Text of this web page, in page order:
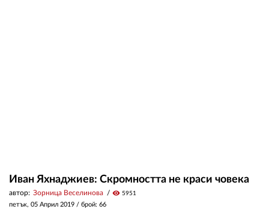
Иван Яхнаджиев: Скромността не краси човека
автор: Зорница Веселинова visibility 5951
петък, 05 Април 2019 / брой: 66
АБОНАМЕНТ